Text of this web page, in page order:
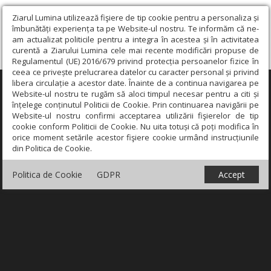
Ziarul Lumina utilizează fişiere de tip cookie pentru a personaliza și
îmbunătăți experiența ta pe Website-ul nostru. Te informăm că ne-
am actualizat politicile pentru a integra în acestea și în activitatea
curentă a Ziarului Lumina cele mai recente modificări propuse de
Regulamentul (UE) 2016/679 privind protecția persoanelor fizice în
ceea ce privește prelucrarea datelor cu caracter personal și privind
libera circulație a acestor date. Înainte de a continua navigarea pe
Website-ul nostru te rugăm să aloci timpul necesar pentru a citi și
înțelege conținutul Politicii de Cookie. Prin continuarea navigării pe
Website-ul nostru confirmi acceptarea utilizării fişierelor de tip
cookie conform Politicii de Cookie. Nu uita totuși că poți modifica în
orice moment setările acestor fişiere cookie urmând instrucțiunile
din Politica de Cookie.
Politica de Cookie GDPR Accept
×